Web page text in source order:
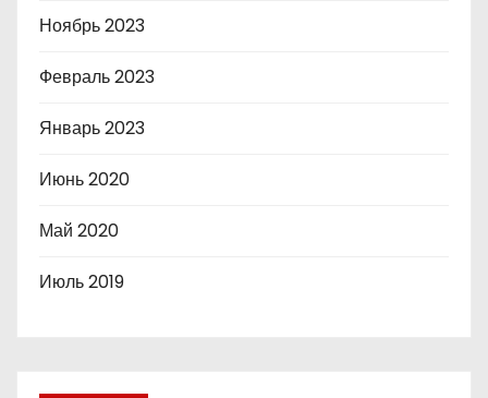
Ноябрь 2023
Февраль 2023
Январь 2023
Июнь 2020
Май 2020
Июль 2019